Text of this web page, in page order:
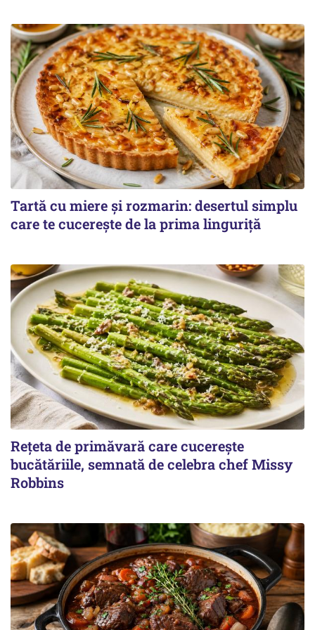
Tartă cu miere și rozmarin: desertul simplu
care te cucerește de la prima linguriță
Rețeta de primăvară care cucerește
bucătăriile, semnată de celebra chef Missy
Robbins